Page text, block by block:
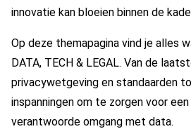
innovatie kan bloeien binnen de
Op deze themapagina vind je alles
DATA, TECH & LEGAL. Van de
privacywetgeving en standaarden
inspanningen om te zorgen voor
verantwoorde omgang met data.